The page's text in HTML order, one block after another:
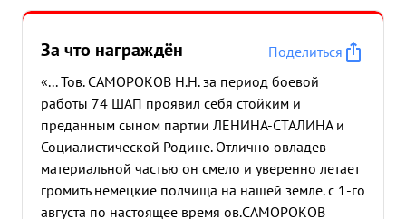
За что награждён
Поделиться
«... Тов. САМОРОКОВ Н.Н. за период боевой
работы 74 ШАП проявил себя стойким и
преданным сыном партии ЛЕНИНА-СТАЛИНА и
Социалистической Родине. Отлично овладев
материальной частью он смело и уверенно летает
громить немецкие полчища на нашей земле. с 1-го
августа по настоящее время ов.САМОРОКОВ